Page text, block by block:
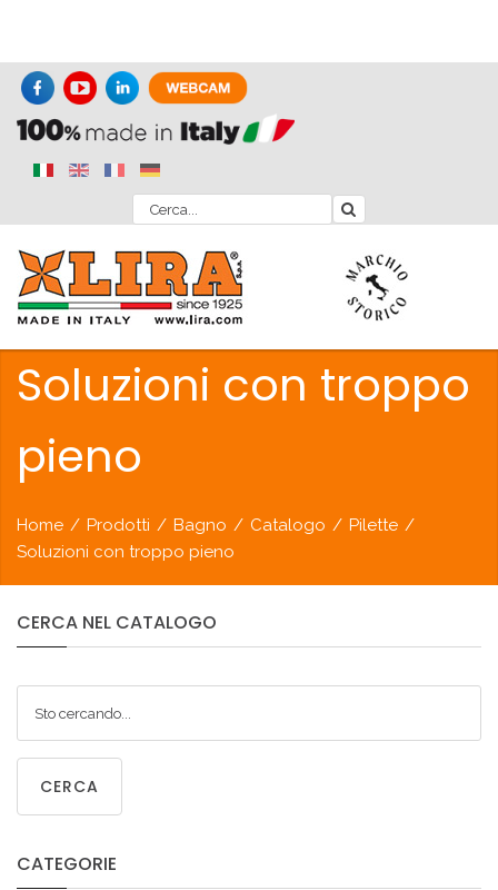
Soluzioni con troppo
pieno
Home / Prodotti / Bagno / Catalogo / Pilette /
Soluzioni con troppo pieno
CERCA NEL CATALOGO
CERCA
CATEGORIE